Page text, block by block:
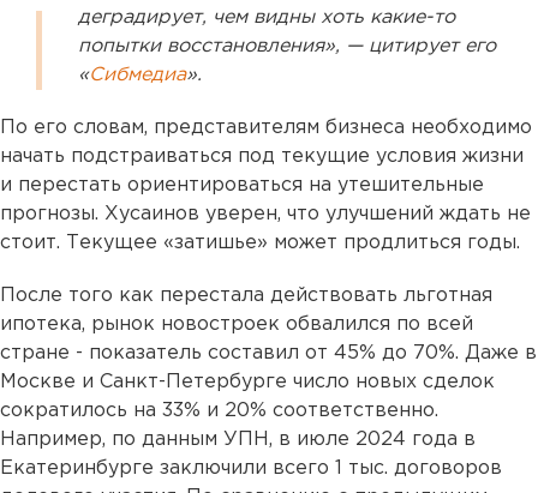
деградирует, чем видны хоть какие-то
попытки восстановления», — цитирует его
«Сибмедиа».
По его словам, представителям бизнеса необходимо
начать подстраиваться под текущие условия жизни
и перестать ориентироваться на утешительные
прогнозы. Хусаинов уверен, что улучшений ждать не
стоит. Текущее «затишье» может продлиться годы.
После того как перестала действовать льготная
ипотека, рынок новостроек обвалился по всей
стране - показатель составил от 45% до 70%. Даже в
Москве и Санкт-Петербурге число новых сделок
сократилось на 33% и 20% соответственно.
Например, по данным УПН, в июле 2024 года в
Екатеринбурге заключили всего 1 тыс. договоров